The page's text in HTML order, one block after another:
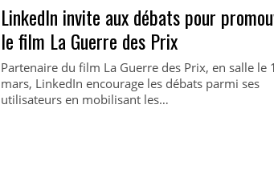
LinkedIn invite aux débats pour
le film La Guerre des Prix
Partenaire du film La Guerre des Prix, en salle le
mars, LinkedIn encourage les débats parmi ses
utilisateurs en mobilisant les…